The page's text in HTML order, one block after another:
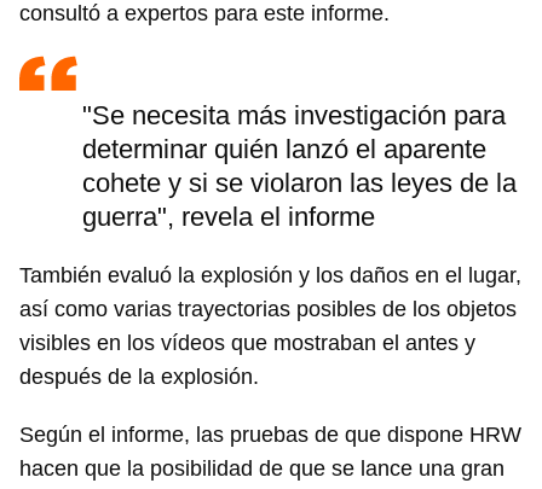
consultó a expertos para este informe.
"Se necesita más investigación para
determinar quién lanzó el aparente
cohete y si se violaron las leyes de la
guerra", revela el informe
También evaluó la explosión y los daños en el lugar,
así como varias trayectorias posibles de los objetos
visibles en los vídeos que mostraban el antes y
después de la explosión.
Según el informe, las pruebas de que dispone HRW
hacen que la posibilidad de que se lance una gran